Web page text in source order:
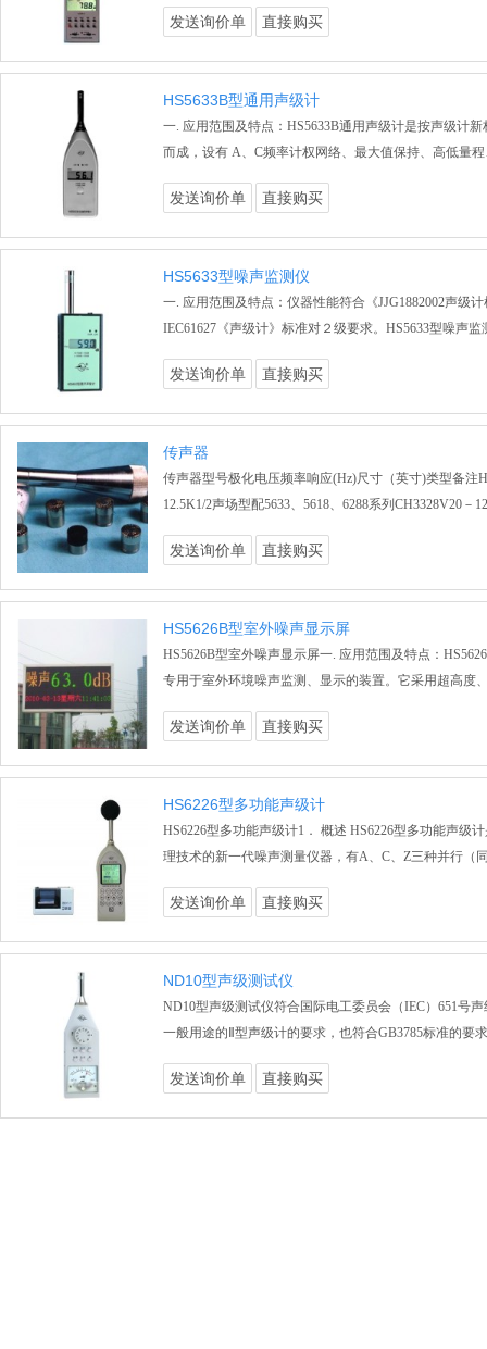
发送询价单 直接购买
HS5633B型通用声级计
一. 应用范围及特点：HS5633B通用声级计是按声级计
而成，设有 A、C频率计权网络、最大值保持、高低量
发送询价单 直接购买
HS5633型噪声监测仪
一. 应用范围及特点：仪器性能符合《JJG1882002声级
IEC61627《声级计》标准对２级要求。HS5633型噪声监
发送询价单 直接购买
传声器
传声器型号极化电压频率响应(Hz)尺寸（英寸)类型备注
12.5K1/2声场型配5633、5618、6288系列CH3328V20－
发送询价单 直接购买
HS5626B型室外噪声显示屏
HS5626B型室外噪声显示屏一. 应用范围及特点：
专用于室外环境噪声监测、显示的装置。它采用超高度
发送询价单 直接购买
HS6226型多功能声级计
HS6226型多功能声级计1． 概述 HS6226型多功能声级
理技术的新一代噪声测量仪器，有A、C、Z三种并行（
发送询价单 直接购买
ND10型声级测试仪
ND10型声级测试仪符合国际电工委员会（IEC）651号
一般用途的Ⅱ型声级计的要求，也符合GB3785标准的要
发送询价单 直接购买